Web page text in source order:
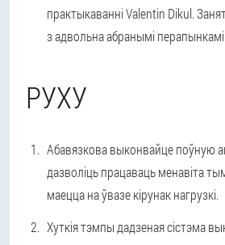
практыкаванні Valentin Dikul.
з адвольна абранымі
РУХУ
Абавязкова выконвайце поўную
дазволіць працаваць менавіта
маецца на ўвазе кірунак нагрузкі.
Хуткія тэмпы дадзеная сістэма